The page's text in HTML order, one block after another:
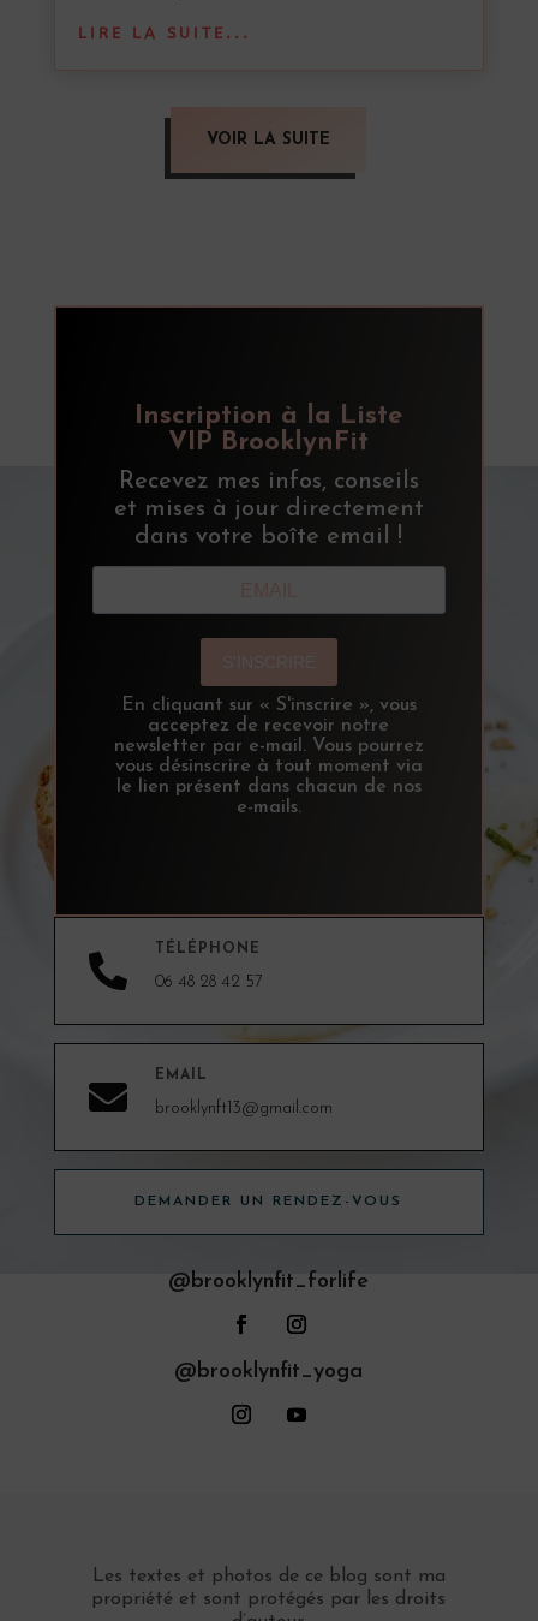
LIRE LA SUITE...
VOIR LA SUITE
Inscription à la Liste
VIP BrooklynFit
Recevez mes infos, conseils
et mises à jour directement
dans votre boîte email !
En cliquant sur « S'inscrire », vous
acceptez de recevoir notre
newsletter par e-mail. Vous pourrez
vous désinscrire à tout moment via
le lien présent dans chacun de nos
e-mails.

TÉLÉPHONE
06 48 28 42 57

EMAIL
brooklynft13@gmail.com
DEMANDER UN RENDEZ-VOUS
@brooklynfit_forlife
@brooklynfit_yoga
Les textes et photos de ce blog sont ma
propriété et sont protégés par les droits